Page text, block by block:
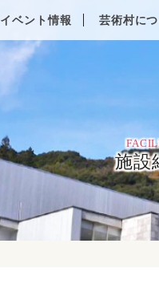
イベント情報 芸術村に
施設